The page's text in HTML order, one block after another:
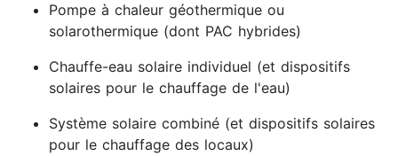
Pompe à chaleur géothermique ou
solarothermique (dont PAC hybrides)
Chauffe-eau solaire individuel (et dispositifs
solaires pour le chauffage de l'eau)
Système solaire combiné (et dispositifs solaires
pour le chauffage des locaux)